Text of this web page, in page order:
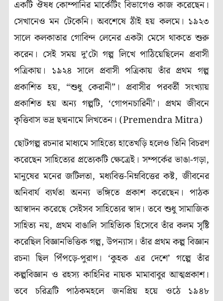
একটি ঔষধ কোম্পানির মার্কেটিং বিভাগেও কাজ করেছেন।
সেখানেও মন টেকেনি। অবশেষে ঠাঁই হয় কলমে। ১৯২৩
সালে কলকাতার গোবিন্দ লেনের একটা মেসে থাকতে শুরু
করেন। সেই সময় দু’টো গল্প লিখে পাঠিয়েছিলেন প্রবাসী
পত্রিকায়। ১৯২৪ সালে প্রবাসী পত্রিকায় তাঁর প্রথম গল্প
প্রকাশিত হয়, “শুধু কেরানী”। প্রবাসীর পরবর্তী সংখ্যায়
প্রকাশিত হয় অন্য গল্পটি, ‘গোপনচারিনী’। প্রথম জীবনে
কৃত্তিবাস ভদ্র ছদ্মনামে লিখতেন। (Premendra Mitra)
ছোটগল্প রচনার মাধ্যমে সাহিত্যে হাতেখড়ি হলেও তিনি বিচরণ
করেছেন সাহিত্যের প্রত্যেকটি ক্ষেত্রেই। সম্পর্কের ভাঙা-গড়া,
মানুষের মনের জটিলতা, মধ্যবিত্ত-নিম্নবিত্তের কষ্ট, জীবনের
অনিবার্য ব্যর্থতা অনন্য ভঙ্গিতে প্রকাশ করেছেন। পাঠক
আস্বাদন করেছে সেইসব সাহিত্যের স্বাদ। তবে শুধু সামাজিক
সাহিত্য নয়, প্রথম বাঙালি সাহিত্যিক হিসেবে তাঁর কলম সৃষ্টি
করেছিল বিজ্ঞানভিত্তিক গল্প, উপন্যাস। তাঁর প্রথম কল্প বিজ্ঞান
রচনা ছিল পিঁপড়ে-পুরাণ। ‘কুহক এর দেশে’ গল্পে তাঁর
কল্পবিজ্ঞান ও রহস্য কাহিনির নায়ক মামাবাবুর আত্মপ্রকাশ।
তবে চরিত্রটি পাঠকমহলে জনপ্রিয় হয়ে ওঠে ১৯৪৮